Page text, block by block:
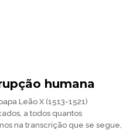
humana
Leão X (1513-1521)
a todos quantos
na transcrição que se segue,